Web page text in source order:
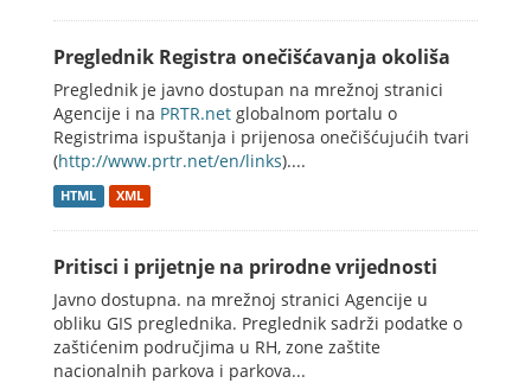
Preglednik Registra onečišćavanja okoliša
Preglednik je javno dostupan na mrežnoj stranici
Agencije i na PRTR.net globalnom portalu o
Registrima ispuštanja i prijenosa onečišćujućih tvari
(http://www.prtr.net/en/links)....
HTML XML
Pritisci i prijetnje na prirodne vrijednosti
Javno dostupna. na mrežnoj stranici Agencije u
obliku GIS preglednika. Preglednik sadrži podatke o
zaštićenim područjima u RH, zone zaštite
nacionalnih parkova i parkova...